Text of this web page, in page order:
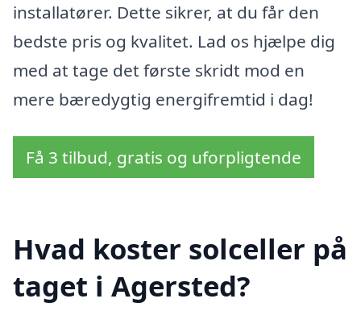
installatører. Dette sikrer, at du får den
bedste pris og kvalitet. Lad os hjælpe dig
med at tage det første skridt mod en
mere bæredygtig energifremtid i dag!
Få 3 tilbud, gratis og uforpligtende
Hvad koster solceller på
taget i Agersted?